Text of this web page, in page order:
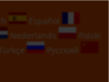
Español
Nederlands
Polski
Türkçe
Русский